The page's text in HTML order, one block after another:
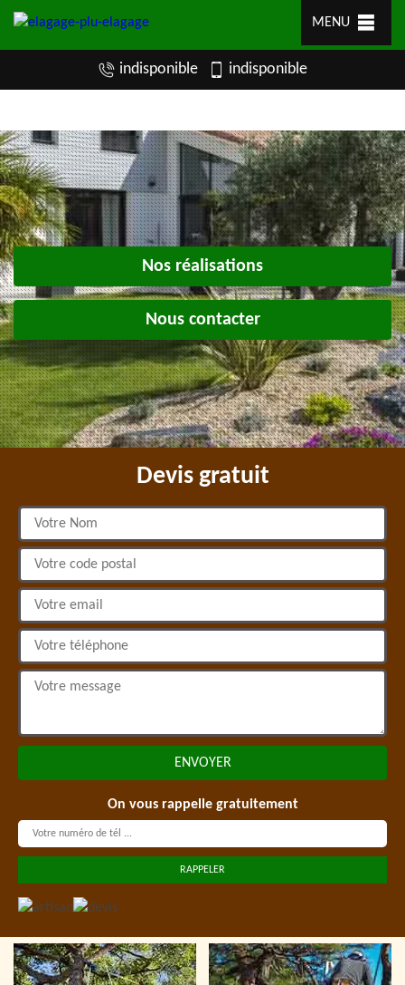
MENU
indisponible indisponible
Nos réalisations
Nous contacter
Devis gratuit
On vous rappelle gratuitement